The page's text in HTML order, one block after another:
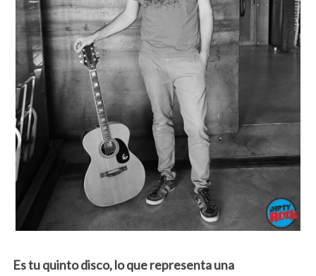
Es tu quinto disco, lo que representa una